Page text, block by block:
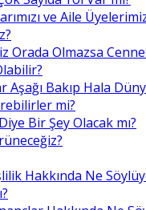
ve Aile
Orada Olmazsa
Bakıp Hala
mi?
Bir Şey Olacak mı?
Hakkında Ne